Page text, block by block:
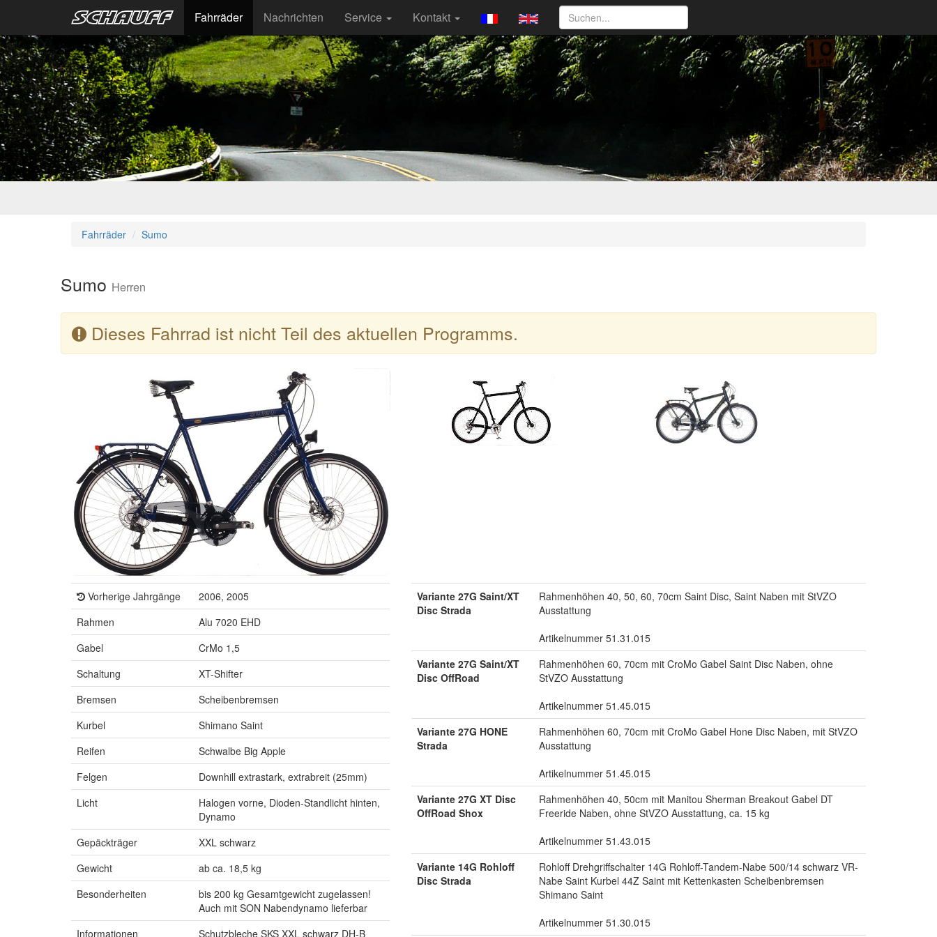
Fahrräder Nachrichten Service Kontakt
Fahrräder Sumo
Sumo Herren
Dieses Fahrrad ist nicht Teil des aktuellen Programms.
Vorherige Jahrgänge
2006, 2005
Rahmen
Alu 7020 EHD
Gabel
CrMo 1,5
Schaltung
XT-Shifter
Bremsen
Scheibenbremsen
Kurbel
Shimano Saint
Reifen
Schwalbe Big Apple
Felgen
Downhill extrastark, extrabreit (25mm)
Licht
Halogen vorne, Dioden-Standlicht hinten,
Dynamo
Gepäckträger
XXL schwarz
Gewicht
ab ca. 18,5 kg
Besonderheiten
bis 200 kg Gesamtgewicht zugelassen!
Auch mit SON Nabendynamo lieferbar
Informationen
Schutzbleche SKS XXL schwarz DH-B
Variante 27G Saint/XT
Disc Strada
Rahmenhöhen 40, 50, 60, 70cm Saint Disc, Saint Naben mit StVZO
Ausstattung
Artikelnummer 51.31.015
Variante 27G Saint/XT
Disc OffRoad
Rahmenhöhen 60, 70cm mit CroMo Gabel Saint Disc Naben, ohne
StVZO Ausstattung
Artikelnummer 51.45.015
Variante 27G HONE
Strada
Rahmenhöhen 60, 70cm mit CroMo Gabel Hone Disc Naben, mit StVZO
Ausstattung
Artikelnummer 51.45.015
Variante 27G XT Disc
OffRoad Shox
Rahmenhöhen 40, 50cm mit Manitou Sherman Breakout Gabel DT
Freeride Naben, ohne StVZO Ausstattung, ca. 15 kg
Artikelnummer 51.43.015
Variante 14G Rohloff
Disc Strada
Rohloff Drehgriffschalter 14G Rohloff-Tandem-Nabe 500/14 schwarz VR-
Nabe Saint Kurbel 44Z Saint mit Kettenkasten Scheibenbremsen
Shimano Saint
Artikelnummer 51.30.015